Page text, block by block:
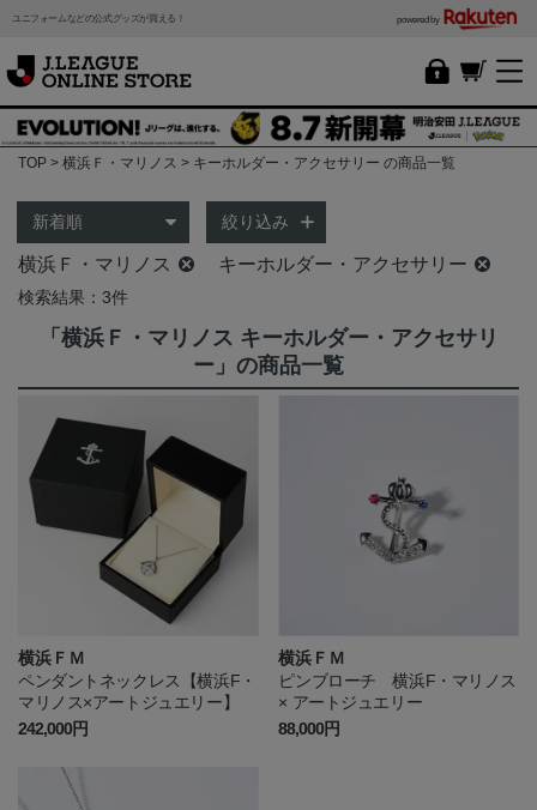
ユニフォームなどの公式グッズが買える！ powered by
TOP 横浜Ｆ・マリノス キーホルダー・アクセサリー の商品一覧
絞り込み
横浜Ｆ・マリノス キーホルダー・アクセサリー
検索結果：3件
「横浜Ｆ・マリノス キーホルダー・アクセサリ
ー」の商品一覧
横浜ＦＭ
ペンダントネックレス【横浜F・
マリノス×アートジュエリー】
242,000円
横浜ＦＭ
ピンブローチ 横浜F・マリノス
× アートジュエリー
88,000円